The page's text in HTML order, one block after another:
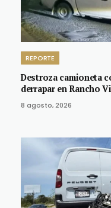
REPORTE
Destroza camioneta
derrapar en Rancho
8 agosto, 2026